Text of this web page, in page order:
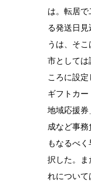
は。転居で
る発送日
うは、そこ
市としては
ころに設
ギフトカ
地域応援券
成など事
もなるべ
択した。ま
れについて